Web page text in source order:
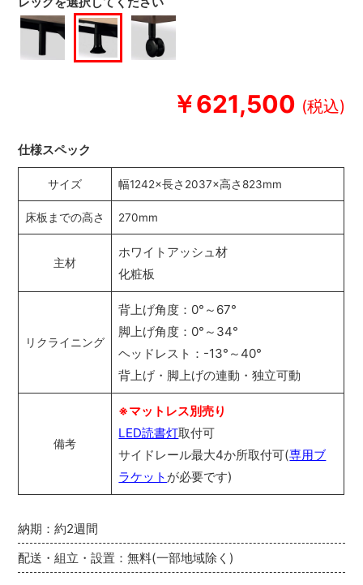
￥621,500
納期：約2週間
配送・組立・設置：無料(一部地域除く)
仕様スペック
サイズ 幅1242×長さ2037×高さ823mm
床板までの高さ 270mm
主材
ホワイトアッシュ材
化粧板
リクライニング
背上げ角度：0°～67°
脚上げ角度：0°～34°
ヘッドレスト：-13°～40°
背上げ・脚上げの連動・独立可動
備考
※マットレス別売り
LED読書灯取付可
サイドレール最大4か所取付可(専用ブ
ラケット が必要です)